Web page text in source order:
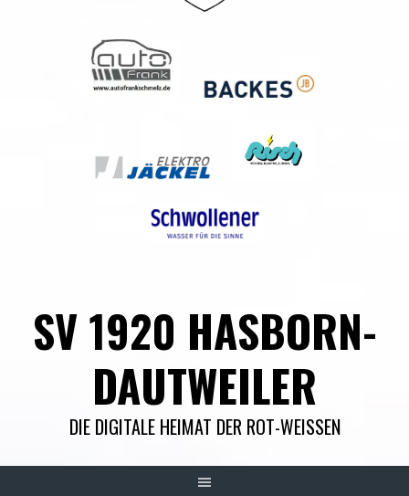
SV 1920 HASBORN-
DAUTWEILER
DIE DIGITALE HEIMAT DER ROT-WEISSEN